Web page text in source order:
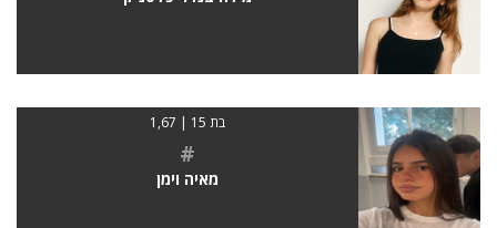
בת 15 | 1,67
#
מאיה וימן